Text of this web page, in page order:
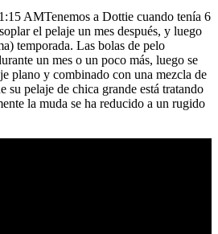
AMTenemos a Dottie cuando tenía 6
el pelaje un mes después, y luego
temporada. Las bolas de pelo
un mes o un poco más, luego se
plano y combinado con una mezcla de
su pelaje de chica grande está tratando
la muda se ha reducido a un rugido